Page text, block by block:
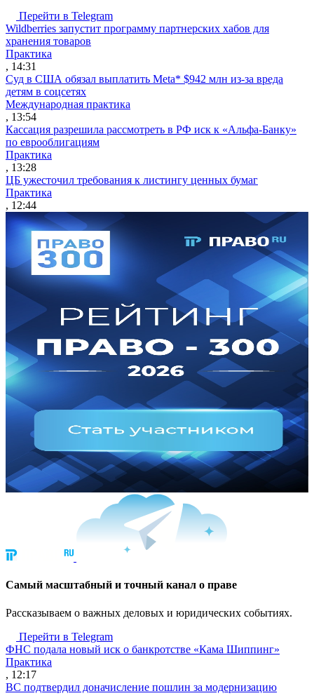
Перейти в Telegram
Wildberries запустит программу партнерских хабов для
хранения товаров
Практика
, 14:31
Суд в США обязал выплатить Meta* $942 млн из-за вреда
детям в соцсетях
Международная практика
, 13:54
Кассация разрешила рассмотреть в РФ иск к «Альфа-Банку»
по еврооблигациям
Практика
, 13:28
ЦБ ужесточил требования к листингу ценных бумаг
Практика
, 12:44
Cамый масштабный и точный канал о праве
Рассказываем о важных деловых и юридических событиях.
Перейти в Telegram
ФНС подала новый иск о банкротстве «Кама Шиппинг»
Практика
, 12:17
ВС подтвердил доначисление пошлин за модернизацию